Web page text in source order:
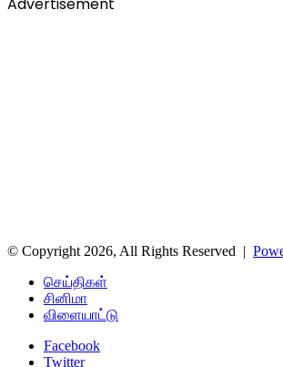
© Copyright 2026, All Rights Reserved |
செய்திகள்
சினிமா
விளையாட்டு
Facebook
Twitter